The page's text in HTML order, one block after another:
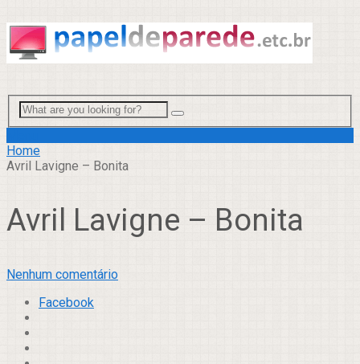
Home
Avril Lavigne – Bonita
Avril Lavigne – Bonita
Nenhum comentário
Facebook